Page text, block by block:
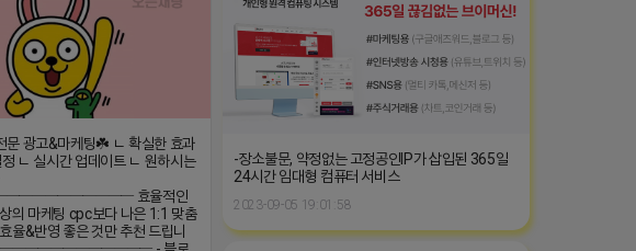
광고&마케팅☘️ ㄴ 확실한 효과
ㄴ 실시간 업데이트 ㄴ 원하시는
효율적인
의 마케팅 cpc보다 나은 1:1 맞춤
율&반영 좋은 것만 추천 드립니
-장소불문, 약정없는 고정공인IP가 삽입된 365일
24시간 임대형 컴퓨터 서비스
2023-09-05 19:01:58